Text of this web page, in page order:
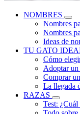
NOMBRES
Nombres
Nombres
Ideas de
TU GATO
Cómo
Adoptar un
Comprar
La llegada
RAZAS
Test: ¿Cuál